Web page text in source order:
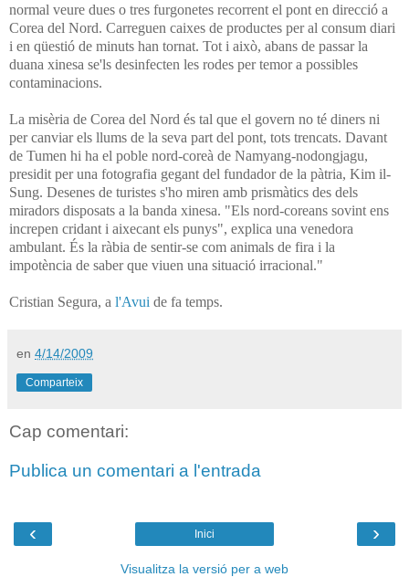
normal veure dues o tres furgonetes recorrent el pont en direcció a
Corea del Nord. Carreguen caixes de productes per al consum diari
i en qüestió de minuts han tornat. Tot i això, abans de passar la
duana xinesa se'ls desinfecten les rodes per temor a possibles
contaminacions.
La misèria de Corea del Nord és tal que el govern no té diners ni
per canviar els llums de la seva part del pont, tots trencats. Davant
de Tumen hi ha el poble nord-coreà de Namyang-nodongjagu,
presidit per una fotografia gegant del fundador de la pàtria, Kim il-
Sung. Desenes de turistes s'ho miren amb prismàtics des dels
miradors disposats a la banda xinesa. "Els nord-coreans sovint ens
increpen cridant i aixecant els punys", explica una venedora
ambulant. És la ràbia de sentir-se com animals de fira i la
impotència de saber que viuen una situació irracional."
Cristian Segura, a l'Avui de fa temps.
en 4/14/2009
Comparteix
Cap comentari:
Publica un comentari a l'entrada
‹ ›
Inici
Visualitza la versió per a web